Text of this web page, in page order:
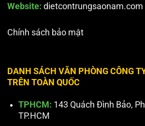
Website: dietcontrungsaonam.com
Chính sách bảo mật
DANH SÁCH VĂN PHÒNG CÔNG
TRÊN TOÀN QUỐC
TPHCM: 143 Quách Đình Bảo,
TP.HCM